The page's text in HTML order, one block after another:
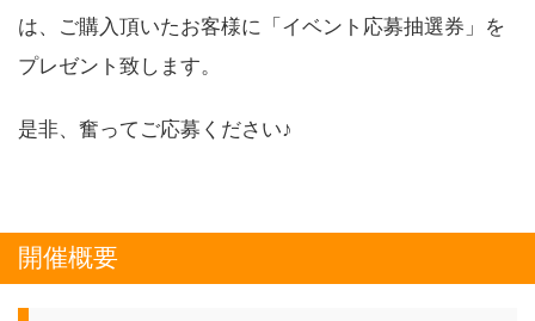
は、ご購入頂いたお客様に「イベント応募抽選券」を
プレゼント致します。
是非、奮ってご応募ください♪
開催概要